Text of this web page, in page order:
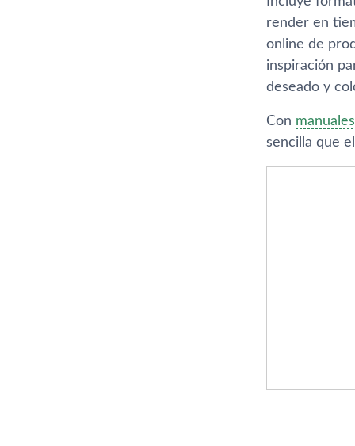
render en
online de
inspiración
deseado y
Con
sencilla que